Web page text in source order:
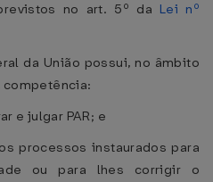
no art. 5º da Lei nº
da União possui, no âmbito
competência:
e julgar PAR; e
processos instaurados para
ou para lhes corrigir o